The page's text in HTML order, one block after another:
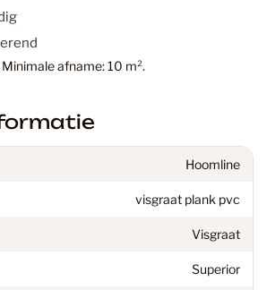
afname: 10 m².
Hoomline
visgraat plank pvc
Visgraat
Superior